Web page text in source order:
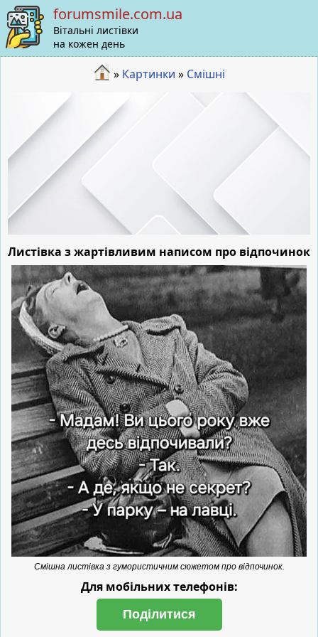
forumsmile.com.ua
Вітальні листівки
на кожен день
» Картинки » Смішні
Листівка з жартівливим написом про відпочинок
Смішна листівка з гумористичним сюжетом про відпочинок.
Для мобільних телефонів:
Поділитися